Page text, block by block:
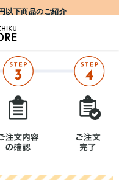
以下商品のご紹介